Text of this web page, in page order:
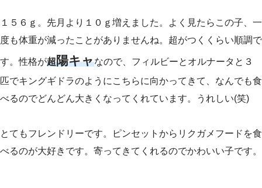
１５６ｇ。先月より１０ｇ増えました。よく見たらこの子、一
度も体重が減ったことがありませんね。超がつくくらい順調で
す。性格が超陽キャなので、フィルビーとオルナータと３
匹でキングギドラのようにこちらに向かってきて、なんでも食
べるのでどんどん大きくなってくれています。うれしい(笑)
とてもフレンドリーです。ピンセットからリクガメフードを食
べるのが大好きです。寄ってきてくれるのでかわいい子です。